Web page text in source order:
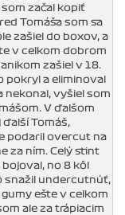
začal kopiť
Tomáša som sa
zašiel do boxov, a
v celkom dobrom
zašiel v 18.
pokryl a eliminoval
nekonal, vyšiel som
V ďalšom
ďalší Tomáš,
podaril overcut na
za ním. Celý stint
no 8 kôl
snažil undercutnúť,
ešte v celkom
ale za trápiacim